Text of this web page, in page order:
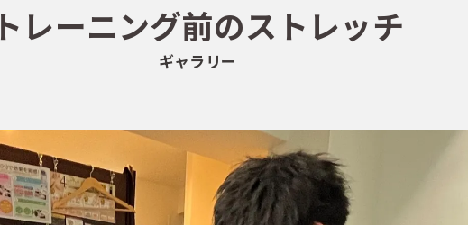
ギャラリー
トレーニング前のストレッチ